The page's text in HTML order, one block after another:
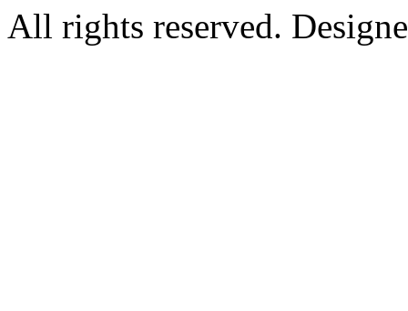
All rights reserved.